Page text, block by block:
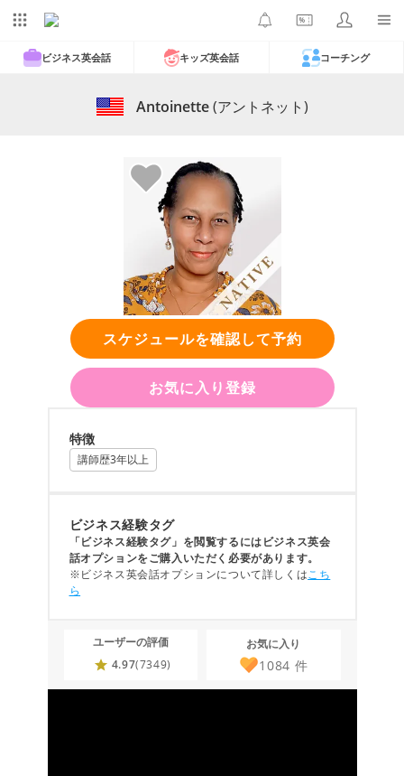
ビジネス英会話 キッズ英会話 コーチング
Antoinette(アントネット)
スケジュールを確認して予約
お気に入り登録
特徴
講師歴3年以上
ビジネス経験タグ
「ビジネス経験タグ」を閲覧するにはビジネス英会
話オプションをご購入いただく必要があります。
※ビジネス英会話オプションについて詳しくはこち
ら
ユーザーの評価
4.97(7349)
お気に入り
1084 件